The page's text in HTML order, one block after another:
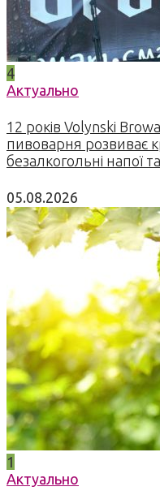
4
Актуально
12 років Volynski
пивоварня розвиває
безалкогольні напої
05.08.2026
1
Актуально